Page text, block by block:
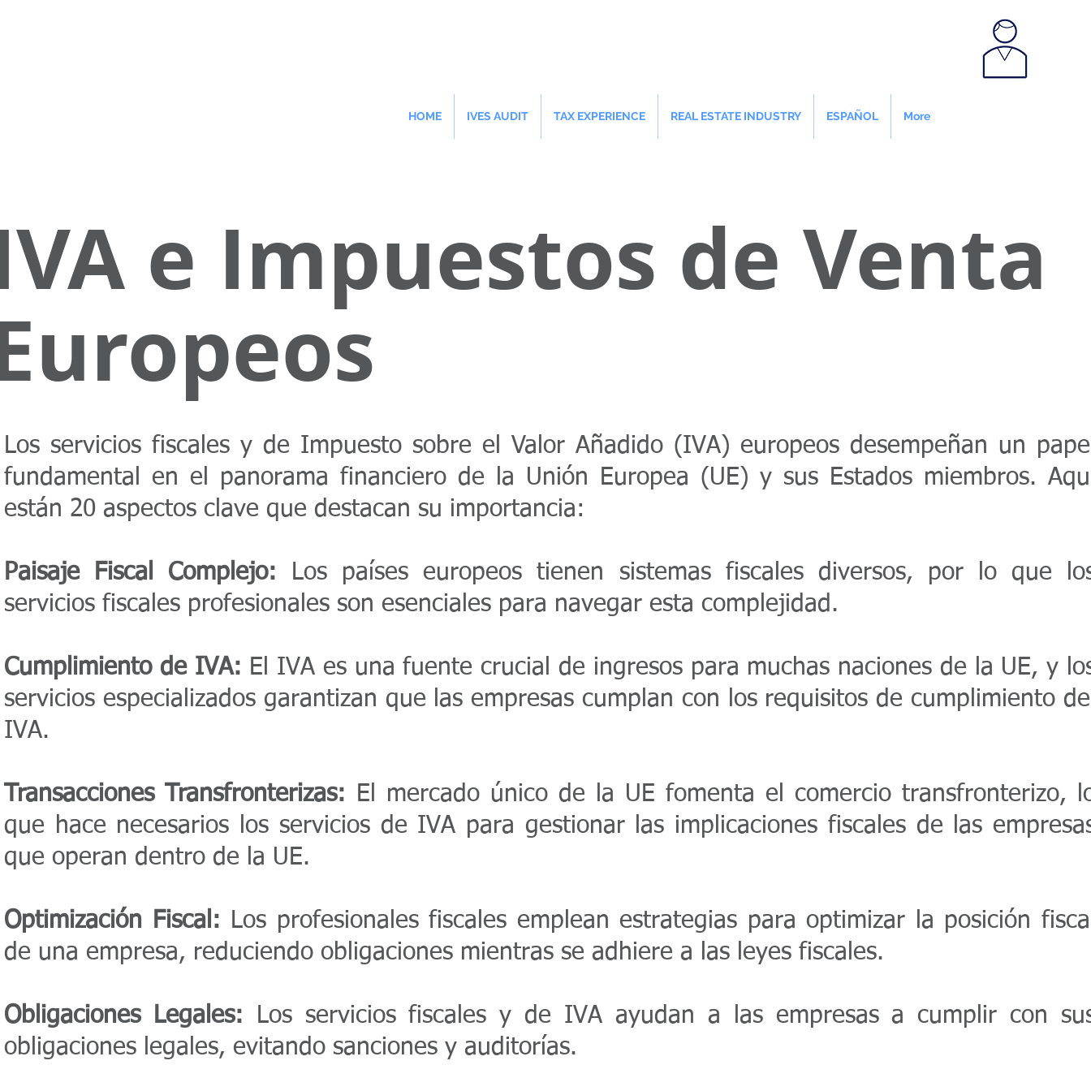
HOME IVES AUDIT TAX EXPERIENCE REAL ESTATE INDUSTRY ESPAÑOL More
e Impuestos de Venta
Los servicios fiscales y de Impuesto sobre el Valor Añadido (IVA) europeos desempeñan un
fundamental en el panorama financiero de la Unión Europea (UE) y sus Estados miembros.
están 20 aspectos clave que destacan su importancia:
Paisaje Fiscal Complejo: Los países europeos tienen sistemas fiscales diversos, por lo que
servicios fiscales profesionales son esenciales para navegar esta complejidad.
Cumplimiento de IVA: El IVA es una fuente crucial de ingresos para muchas naciones de la UE, y
servicios especializados garantizan que las empresas cumplan con los requisitos de cumplimiento
IVA.
Transacciones Transfronterizas: El mercado único de la UE fomenta el comercio transfronterizo,
que hace necesarios los servicios de IVA para gestionar las implicaciones fiscales de las
que operan dentro de la UE.
Optimización Fiscal: Los profesionales fiscales emplean estrategias para optimizar la posición
de una empresa, reduciendo obligaciones mientras se adhiere a las leyes fiscales.
Obligaciones Legales: Los servicios fiscales y de IVA ayudan a las empresas a cumplir con
obligaciones legales, evitando sanciones y auditorías.